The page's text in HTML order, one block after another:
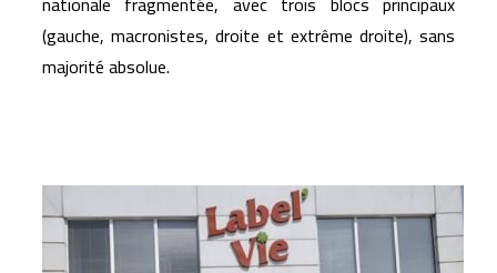
(gauche, macronistes, droite et extrême droite), sans
majorité absolue.